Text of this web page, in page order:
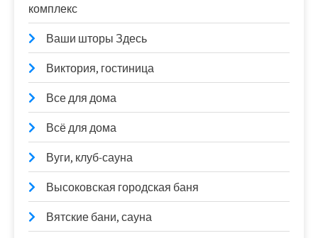
комплекс
Ваши шторы Здесь
Виктория, гостиница
Все для дома
Всё для дома
Вуги, клуб-сауна
Высоковская городская баня
Вятские бани, сауна